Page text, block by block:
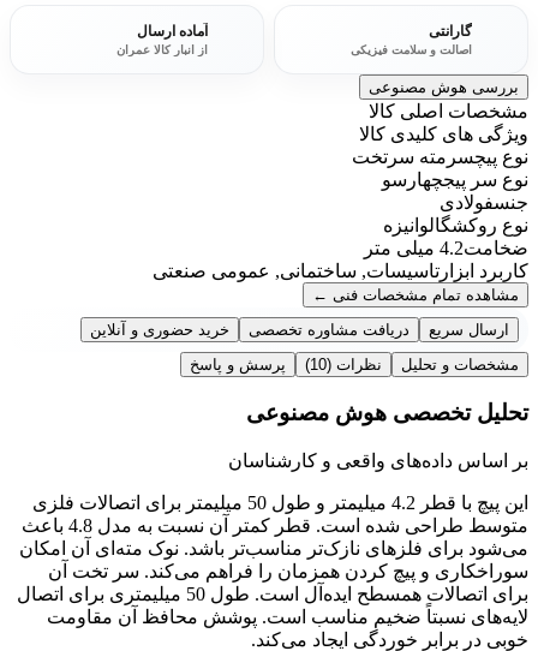
گارانتی
اصالت و سلامت فیزیکی
آماده ارسال
از انبار کالا عمران
بررسی هوش مصنوعی
مشخصات اصلی کالا
ویژگی های کلیدی کالا
نوع پیچسرمته سرتخت
نوع سر پیجچهارسو
جنسفولادی
نوع روکشگالوانیزه
ضخامت4.2 میلی متر
کاربرد ابزار تاسیسات, ساختمانی, عمومی صنعتی
مشاهده تمام مشخصات فنی ←
ارسال سریع
دریافت مشاوره تخصصی
خرید حضوری و آنلاین
مشخصات و تحلیل
نظرات (10) پرسش و پاسخ
تحلیل تخصصی هوش مصنوعی
بر اساس داده‌های واقعی و کارشناسان
این پیچ با قطر 4.2 میلیمتر و طول 50 میلیمتر برای اتصالات فلزی
متوسط طراحی شده است. قطر کمتر آن نسبت به مدل 4.8 باعث
می‌شود برای فلزهای نازک‌تر مناسب‌تر باشد. نوک مته‌ای آن امکان
سوراخکاری و پیچ کردن همزمان را فراهم می‌کند. سر تخت آن
برای اتصالات همسطح ایده‌آل است. طول 50 میلیمتری برای اتصال
لایه‌های نسبتاً ضخیم مناسب است. پوشش محافظ آن مقاومت
خوبی در برابر خوردگی ایجاد می‌کند.